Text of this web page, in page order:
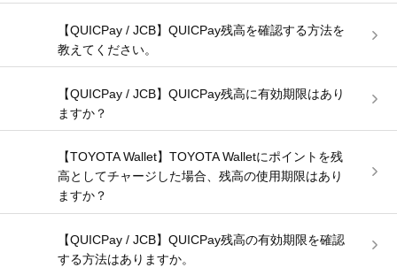
【QUICPay / JCB】QUICPay残高を確認する方法を
教えてください。
【QUICPay / JCB】QUICPay残高に有効期限はあり
ますか？
【TOYOTA Wallet】TOYOTA Walletにポイントを残
高としてチャージした場合、残高の使用期限はあり
ますか？
【QUICPay / JCB】QUICPay残高の有効期限を確認
する方法はありますか。